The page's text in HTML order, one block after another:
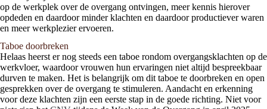
op de werkplek over de overgang ontvingen, meer kennis hierover
opdeden en daardoor minder klachten en daardoor productiever waren
en meer werkplezier ervoeren.
Taboe doorbreken
Helaas heerst er nog steeds een taboe rondom overgangsklachten op de
werkvloer, waardoor vrouwen hun ervaringen niet altijd bespreekbaar
durven te maken. Het is belangrijk om dit taboe te doorbreken en open
gesprekken over de overgang te stimuleren. Aandacht en erkenning
voor deze klachten zijn een eerste stap in de goede richting. Niet voor